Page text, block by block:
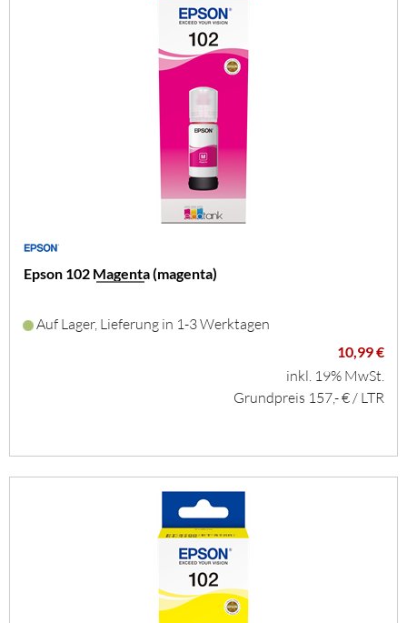
Epson 102 Magenta (magenta)
Auf Lager, Lieferung in 1-3 Werktagen
10,99 €
inkl. 19% MwSt.
Grundpreis 157,- € / LTR